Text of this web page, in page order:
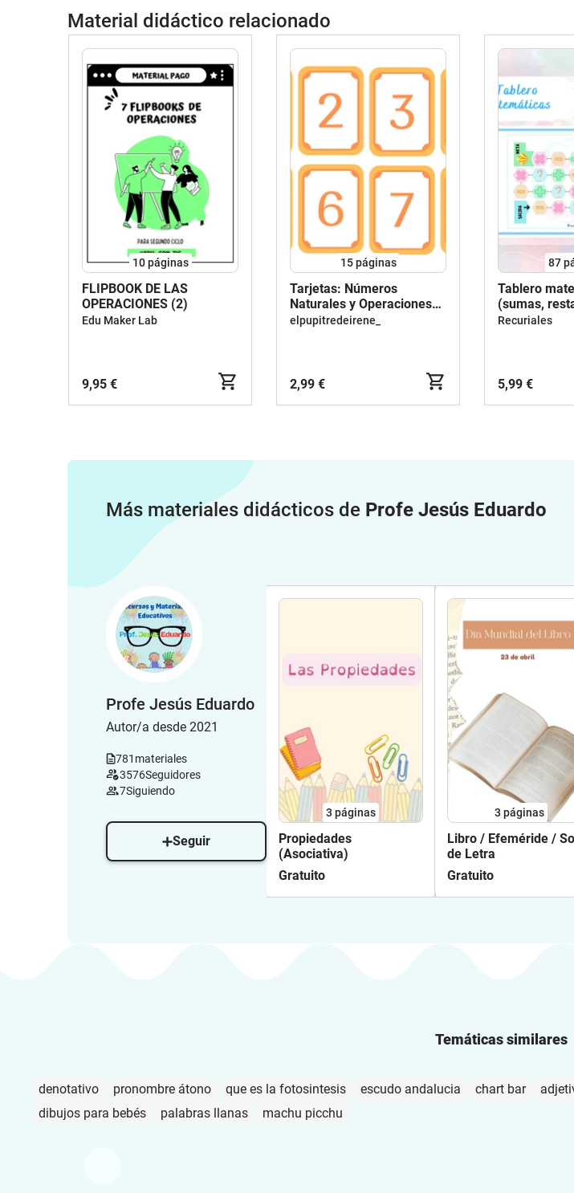
Material didáctico relacionado
10páginas
FLIPBOOK DE LAS
OPERACIONES (2)
Edu Maker Lab
9,95 €
15páginas
Tarjetas: Números
Naturales y Operaciones
Básicas
elpupitredeirene_
2,99 €
87
Tablero
(sumas,
Recuriales
5,99 €
Más materiales didácticos de Profe Jesús Eduardo
Profe Jesús Eduardo
Autor/a desde 2021
781 materiales
3576Seguidores
7Siguiendo
Seguir
3 páginas
Propiedades
(Asociativa)
Gratuito
3 páginas
Libro / Efeméride /
de Letra
Gratuito
Temáticas similares
denotativo pronombre átono que es la fotosintesis escudo andalucia chart bar
dibujos para bebés
palabras llanas machu picchu